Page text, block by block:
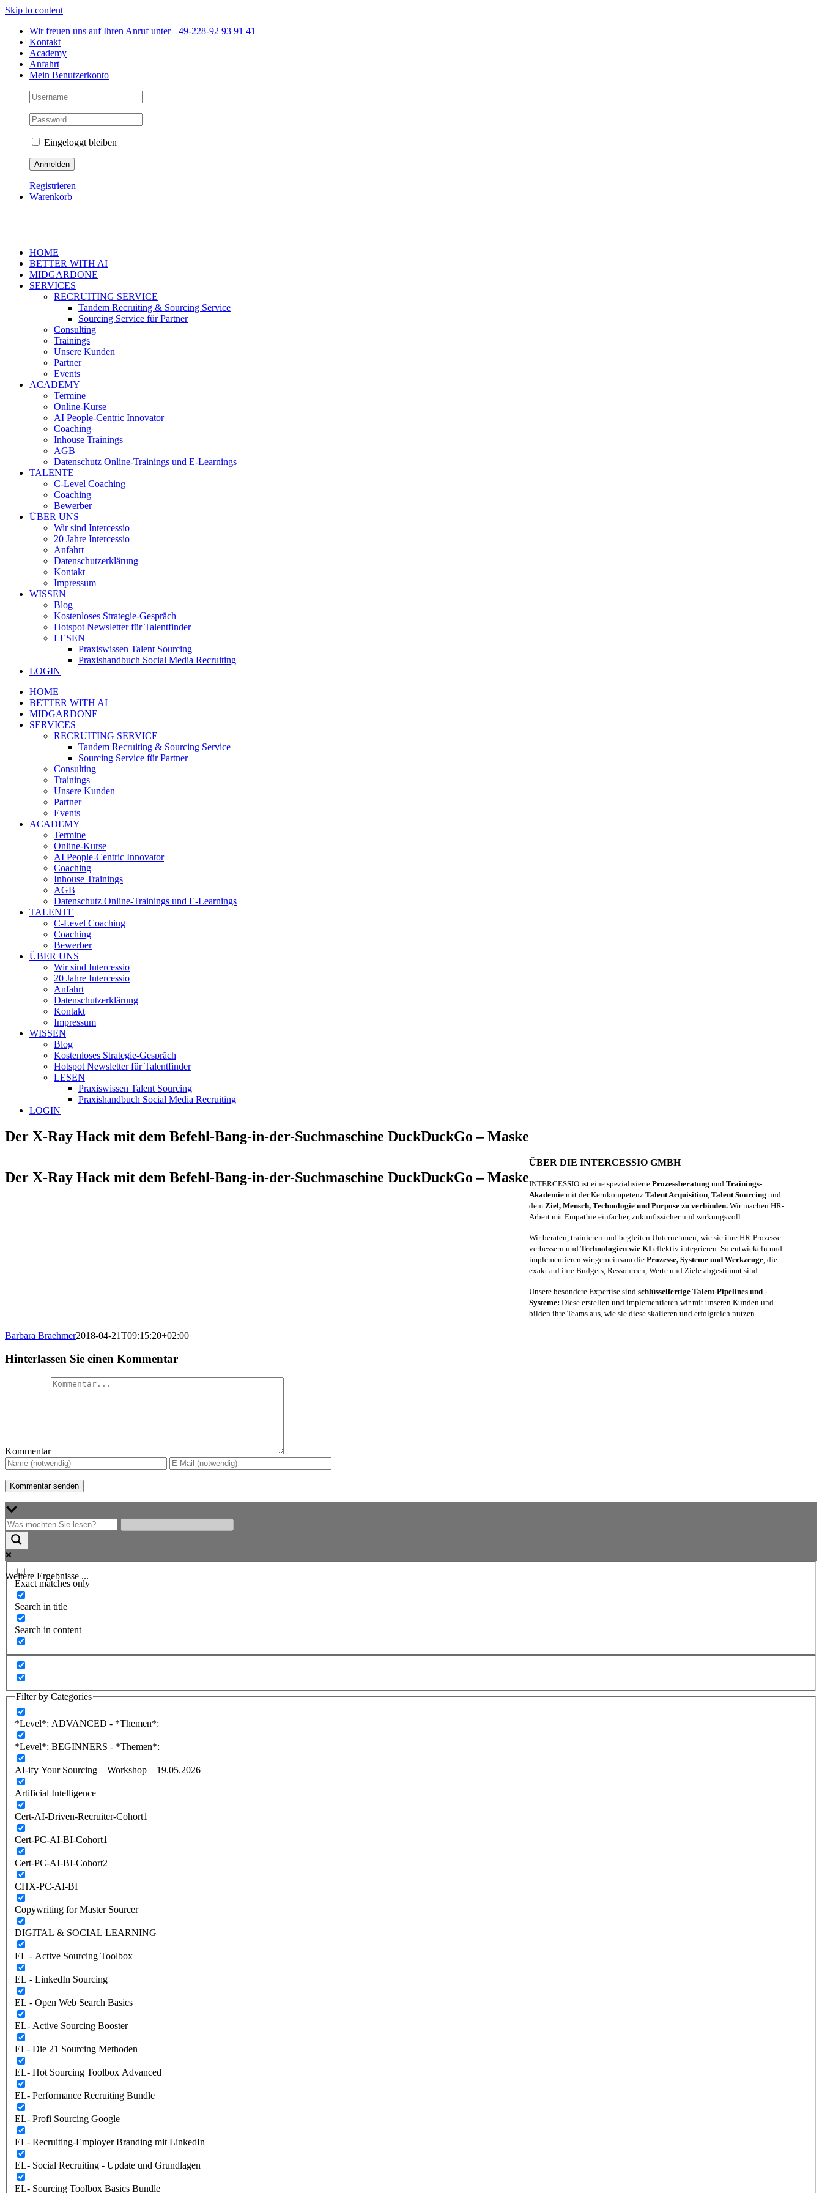
Skip to content
Wir freuen uns auf Ihren Anruf unter +49-228-92 93 91 41
Kontakt
Academy
Anfahrt
Mein Benutzerkonto
Eingeloggt bleiben
Registrieren
Warenkorb
HOME
BETTER WITH AI
MIDGARDONE
SERVICES
RECRUITING SERVICE
Tandem Recruiting & Sourcing Service
Sourcing Service für Partner
Consulting
Trainings
Unsere Kunden
Partner
Events
ACADEMY
Termine
Online-Kurse
AI People-Centric Innovator
Coaching
Inhouse Trainings
AGB
Datenschutz Online-Trainings und E-Learnings
TALENTE
C-Level Coaching
Coaching
Bewerber
ÜBER UNS
Wir sind Intercessio
20 Jahre Intercessio
Anfahrt
Datenschutzerklärung
Kontakt
Impressum
WISSEN
Blog
Kostenloses Strategie-Gespräch
Hotspot Newsletter für Talentfinder
LESEN
Praxiswissen Talent Sourcing
Praxishandbuch Social Media Recruiting
LOGIN
HOME
BETTER WITH AI
MIDGARDONE
SERVICES
RECRUITING SERVICE
Tandem Recruiting & Sourcing Service
Sourcing Service für Partner
Consulting
Trainings
Unsere Kunden
Partner
Events
ACADEMY
Termine
Online-Kurse
AI People-Centric Innovator
Coaching
Inhouse Trainings
AGB
Datenschutz Online-Trainings und E-Learnings
TALENTE
C-Level Coaching
Coaching
Bewerber
ÜBER UNS
Wir sind Intercessio
20 Jahre Intercessio
Anfahrt
Datenschutzerklärung
Kontakt
Impressum
WISSEN
Blog
Kostenloses Strategie-Gespräch
Hotspot Newsletter für Talentfinder
LESEN
Praxiswissen Talent Sourcing
Praxishandbuch Social Media Recruiting
LOGIN
Der X-Ray Hack mit dem Befehl-Bang-in-der-Suchmaschine DuckDuckGo – Maske
Der X-Ray Hack mit dem Befehl-Bang-in-der-Suchmaschine DuckDuckGo – Maske
Barbara Braehmer2018-04-21T09:15:20+02:00
Hinterlassen Sie einen Kommentar
Kommentar
Weitere Ergebnisse ...
Exact matches only
Search in title
Search in content
Filter by Categories
*Level*: ADVANCED - *Themen*:
*Level*: BEGINNERS - *Themen*:
AI-ify Your Sourcing – Workshop – 19.05.2026
Artificial Intelligence
Cert-AI-Driven-Recruiter-Cohort1
Cert-PC-AI-BI-Cohort1
Cert-PC-AI-BI-Cohort2
CHX-PC-AI-BI
Copywriting for Master Sourcer
DIGITAL & SOCIAL LEARNING
EL - Active Sourcing Toolbox
EL - LinkedIn Sourcing
EL - Open Web Search Basics
EL- Active Sourcing Booster
EL- Die 21 Sourcing Methoden
EL- Hot Sourcing Toolbox Advanced
EL- Performance Recruiting Bundle
EL- Profi Sourcing Google
EL- Recruiting-Employer Branding mit LinkedIn
EL- Social Recruiting - Update und Grundlagen
EL- Sourcing Toolbox Basics Bundle
ÜBER DIE INTERCESSIO GMBH
INTERCESSIO ist eine spezialisierte Prozessberatung und Trainings-
Akademie mit der Kernkompetenz Talent Acquisition Talent Sourcing und
dem Ziel, Mensch, Technologie und Purpose zu verbinden. Wir machen HR-
Arbeit mit Empathie einfacher, zukunftssicher und wirkungsvoll.
Wir beraten, trainieren und begleiten Unternehmen, wie sie ihre HR-Prozesse
verbessern und Technologien wie KI effektiv integrieren. So entwickeln und
implementieren wir gemeinsam die Prozesse, Systeme und Werkzeuge , die
exakt auf ihre Budgets, Ressourcen, Werte und Ziele abgestimmt sind.
Unsere besondere Expertise sind schlüsselfertige Talent-Pipelines und -
Systeme: Diese erstellen und implementieren wir mit unseren Kunden und
bilden ihre Teams aus, wie sie diese skalieren und erfolgreich nutzen.